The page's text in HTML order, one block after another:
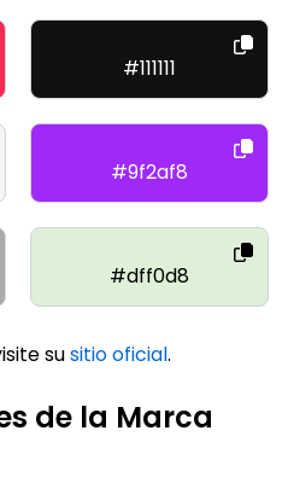
#111111
#9f2af8
#dff0d8
susitio oficial.
de la Marca